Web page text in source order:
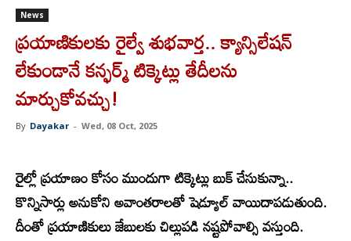
News
ప్రయాణికులకు రైల్వే శుభవార్త.. క్యాన్సిలేషన్
లేకుండానే కన్ఫర్మ్ టిక్కెట్లు తేదీలను
మార్చుకోవచ్చు!
By Dayakar - Wed, 08 Oct, 2025
రైల్లో ప్రయాణం కోసం ముందుగా టిక్కెట్లు బుక్ చేసుకున్నా..
కొన్నిసార్లు అనుకోని అవాంతరాలతో షెడ్యూల్ వాయిదాపడుతుంది.
దీంతో ప్రయాణికులు జేబులకు చిల్లుపడి నష్టపోవాల్సి వస్తుంది.